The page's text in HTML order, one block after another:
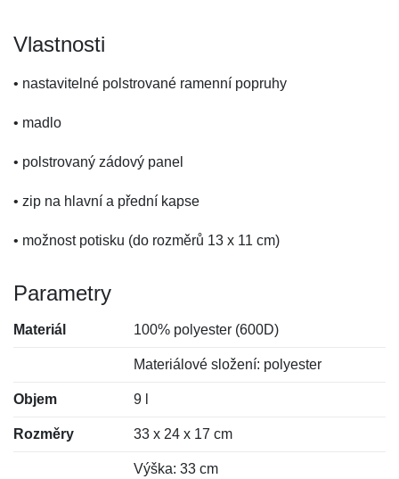
Vlastnosti
• nastavitelné polstrované ramenní popruhy
• madlo
• polstrovaný zádový panel
• zip na hlavní a přední kapse
• možnost potisku (do rozměrů 13 x 11 cm)
Parametry
Materiál 100% polyester (600D)
Materiálové složení: polyester
Objem 9 l
Rozměry 33 x 24 x 17 cm
Výška: 33 cm